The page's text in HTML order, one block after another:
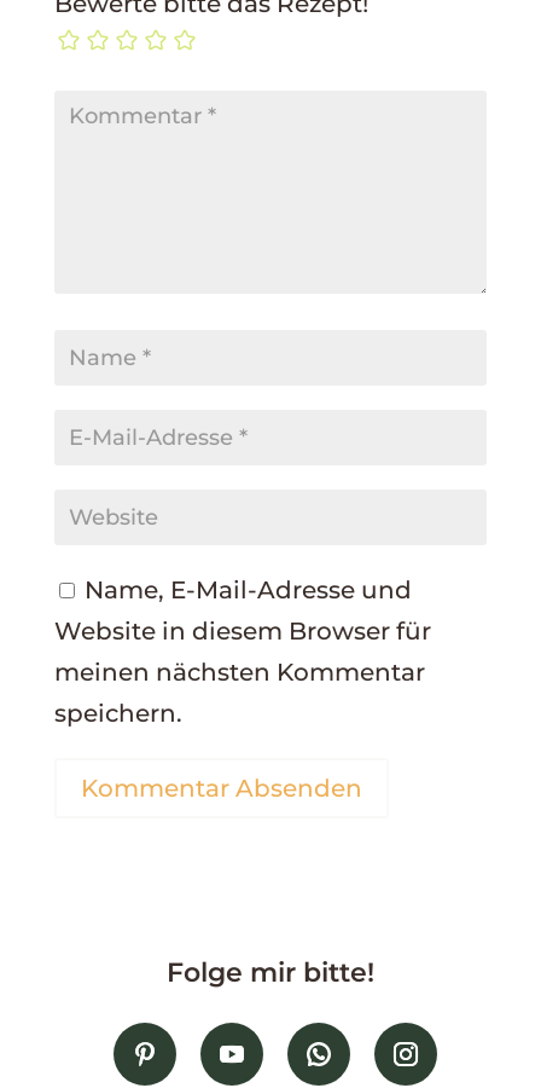
Name, E-Mail-Adresse und
Website in diesem Browser für
meinen nächsten Kommentar
speichern.
Kommentar Absenden
Folge mir bitte!